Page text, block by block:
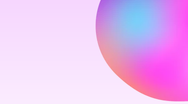
öka produktiviteten med AI
Följ användning, lär och